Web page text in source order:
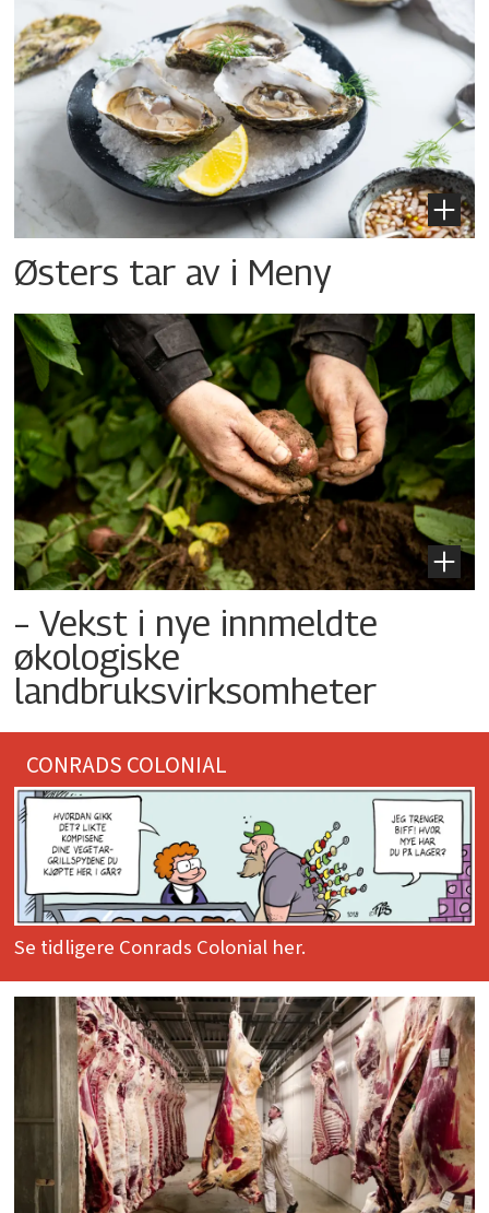
Østers tar av i Meny
– Vekst i nye innmeldte
økologiske
landbruksvirksomheter
CONRADS COLONIAL
Se tidligere Conrads Colonial her.